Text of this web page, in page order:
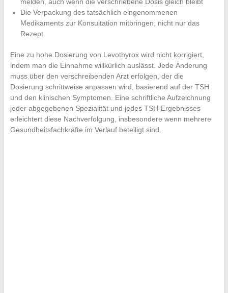
melden, auch wenn die verschriebene Dosis gleich bleibt
Die Verpackung des tatsächlich eingenommenen
Medikaments zur Konsultation mitbringen, nicht nur das
Rezept
Eine zu hohe Dosierung von Levothyrox wird nicht korrigiert,
indem man die Einnahme willkürlich auslässt. Jede Änderung
muss über den verschreibenden Arzt erfolgen, der die
Dosierung schrittweise anpassen wird, basierend auf der TSH
und den klinischen Symptomen. Eine schriftliche Aufzeichnung
jeder abgegebenen Spezialität und jedes TSH-Ergebnisses
erleichtert diese Nachverfolgung, insbesondere wenn mehrere
Gesundheitsfachkräfte im Verlauf beteiligt sind.